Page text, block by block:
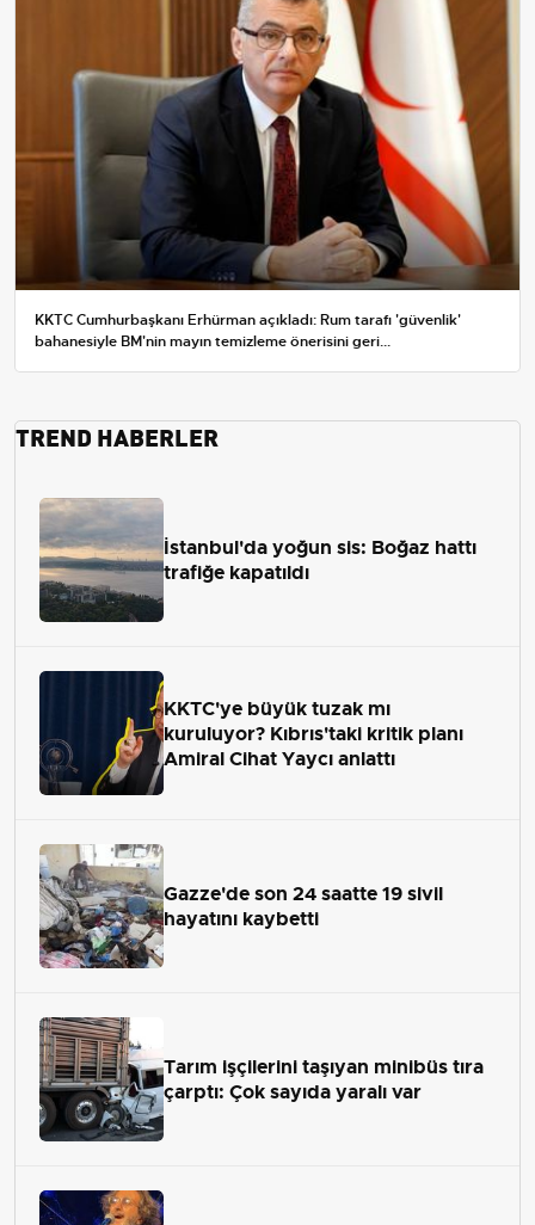
KKTC Cumhurbaşkanı Erhürman açıkladı: Rum tarafı 'güvenlik'
bahanesiyle BM'nin mayın temizleme önerisini geri...
TREND HABERLER
İstanbul'da yoğun sis: Boğaz hattı
trafiğe kapatıldı
KKTC'ye büyük tuzak mı
kuruluyor? Kıbrıs'taki kritik planı
Amiral Cihat Yaycı anlattı
Gazze'de son 24 saatte 19 sivil
hayatını kaybetti
Tarım işçilerini taşıyan minibüs tıra
çarptı: Çok sayıda yaralı var